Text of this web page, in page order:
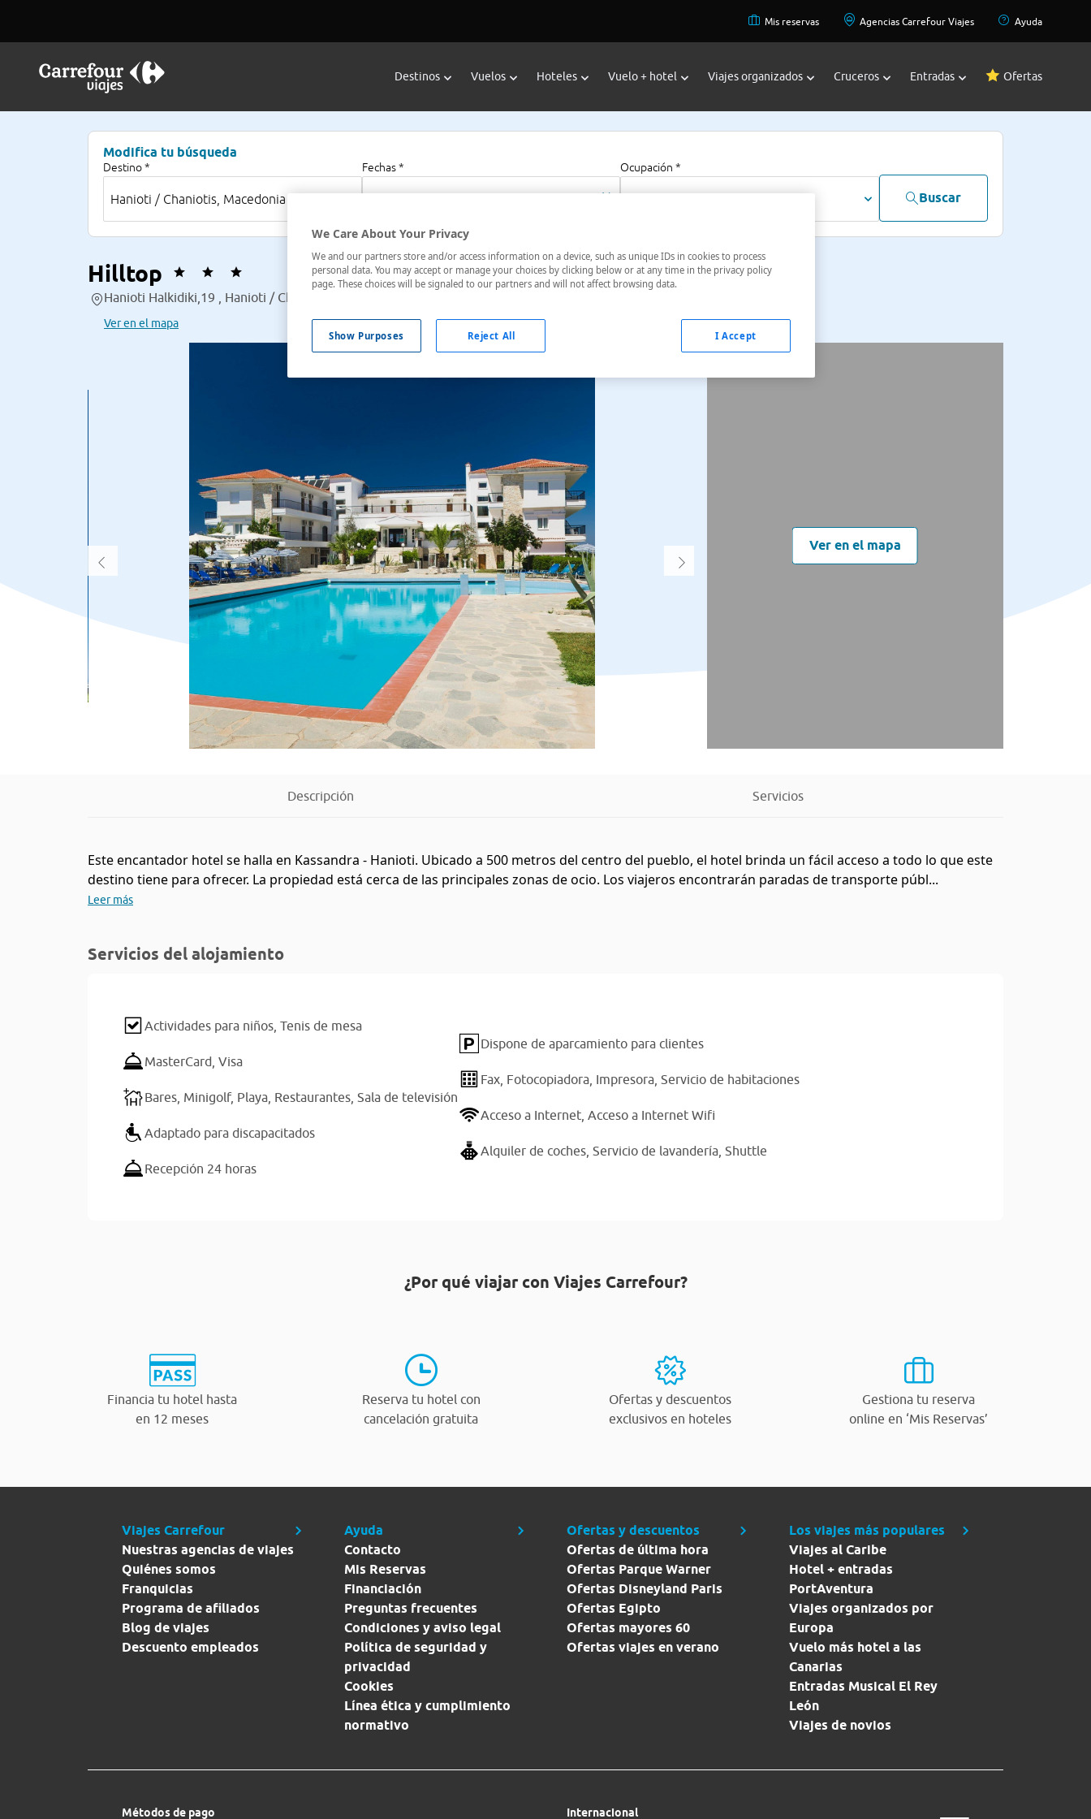
Mis reservas Agencias Carrefour Viajes Ayuda
Destinos Vuelos Hoteles Vuelo + hotel Viajes organizados Cruceros Entradas Ofertas
Modifica tu búsqueda
Destino * Fechas * Ocupación *
Buscar
Hilltop
Hanioti Halkidiki,19 , Hanioti / Chaniotis, Macedonia Central, Grecia
Ver en el mapa
Ver en el mapa
Descripción Servicios
Este encantador hotel se halla en Kassandra - Hanioti. Ubicado a 500 metros del centro del pueblo, el hotel brinda un fácil acceso a todo lo que este
destino tiene para ofrecer. La propiedad está cerca de las principales zonas de ocio. Los viajeros encontrarán paradas de transporte públ...
Leer más
Servicios del alojamiento
Actividades para niños, Tenis de mesa
MasterCard, Visa
Bares, Minigolf, Playa, Restaurantes, Sala de televisión
Adaptado para discapacitados
Recepción 24 horas
Dispone de aparcamiento para clientes
Fax, Fotocopiadora, Impresora, Servicio de habitaciones
Acceso a Internet, Acceso a Internet Wifi
Alquiler de coches, Servicio de lavandería, Shuttle
¿Por qué viajar con Viajes Carrefour?
Financia tu hotel hasta
en 12 meses
Reserva tu hotel con
cancelación gratuita
Ofertas y descuentos
exclusivos en hoteles
Gestiona tu reserva
online en ‘Mis Reservas’
Viajes Carrefour
Nuestras agencias de viajes
Quiénes somos
Franquicias
Programa de afiliados
Blog de viajes
Descuento empleados
Ayuda
Contacto
Mis Reservas
Financiación
Preguntas frecuentes
Condiciones y aviso legal
Política de seguridad y
privacidad
Cookies
Línea ética y cumplimiento
normativo
Ofertas y descuentos
Ofertas de última hora
Ofertas Parque Warner
Ofertas Disneyland Paris
Ofertas Egipto
Ofertas mayores 60
Ofertas viajes en verano
Los viajes más populares
Viajes al Caribe
Hotel + entradas
PortAventura
Viajes organizados por
Europa
Vuelo más hotel a las
Canarias
Entradas Musical El Rey
León
Viajes de novios
Métodos de pago Internacional
We Care About Your Privacy
We and our partners store and/or access information on a device, such as unique IDs in cookies to process
personal data. You may accept or manage your choices by clicking below or at any time in the privacy policy
page. These choices will be signaled to our partners and will not affect browsing data.
Show Purposes Reject All I Accept